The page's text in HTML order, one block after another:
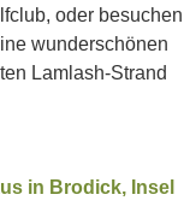
oder besuchen
wunderschönen
Lamlash-Strand
in Brodick, Insel